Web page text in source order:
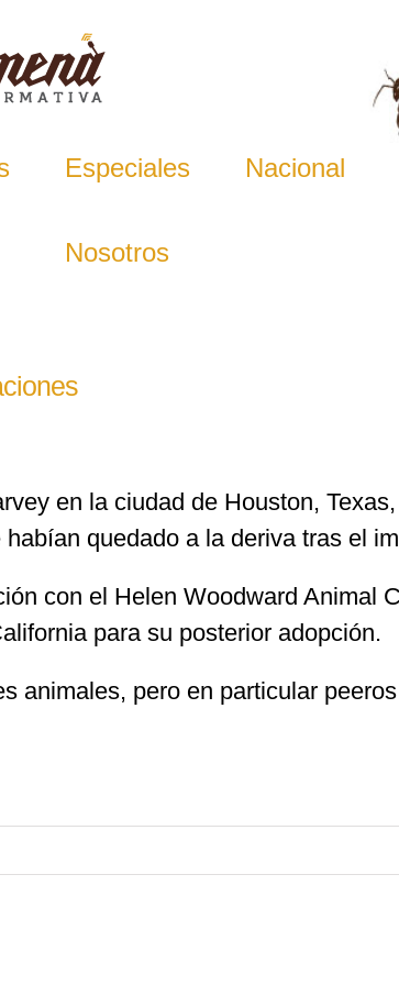
Especiales Nacional
Nosotros
en la ciudad de Houston,
quedado a la deriva tras el
con el Helen Woodward Animal
para su posterior adopción.
animales, pero en particular